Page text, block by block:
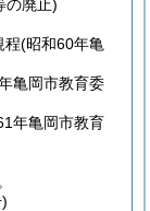
の廃止)
程(昭和60年亀
亀岡市教育委
年亀岡市教育